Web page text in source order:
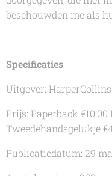
beschouwden me als
Specificaties
Uitgever: HarperCollins
Prijs: Paperback
Tweedehandsgelukje
Publicatiedatum: 29